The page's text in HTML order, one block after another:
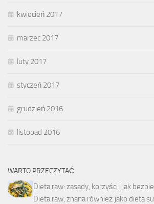
kwiecień 2017
marzec 2017
luty 2017
styczeń 2017
grudzień 2016
listopad 2016
WARTO PRZECZYTAĆ
Dieta raw: zasady, korzyści i jak
Dieta raw, znana również jako dieta